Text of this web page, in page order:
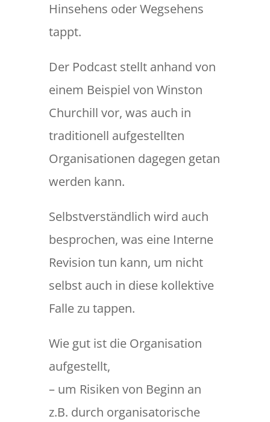
Hinsehens oder Wegsehens
tappt.
Der Podcast stellt anhand von
einem Beispiel von Winston
Churchill vor, was auch in
traditionell aufgestellten
Organisationen dagegen getan
werden kann.
Selbstverständlich wird auch
besprochen, was eine Interne
Revision tun kann, um nicht
selbst auch in diese kollektive
Falle zu tappen.
Wie gut ist die Organisation
aufgestellt,
– um Risiken von Beginn an
z.B. durch organisatorische